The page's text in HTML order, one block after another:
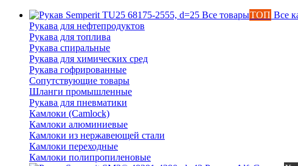
Все товарыТОП Все
Рукава для нефтепродуктов
Рукава для топлива
Рукава спиральные
Рукава для химических сред
Рукава гофрированные
Сопутствующие товары
Шланги промышленные
Рукава для пневматики
Камлоки (Camlock)
Камлоки алюминиевые
Камлоки из нержавеющей стали
Камлоки переходные
Камлоки полипропиленовые